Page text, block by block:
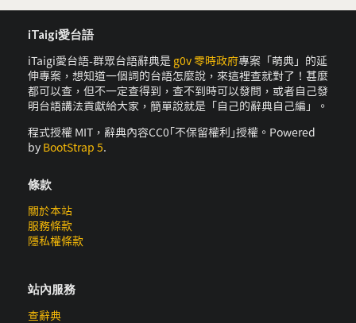
iTaigi愛台語
iTaigi愛台語-群眾台語辭典是 g0v 零時政府專案「萌典」的延
伸專案，想知道一個詞的台語怎麼說，來這裡查就對了！甚麼
都可以查，但不一定查得到，查不到時可以發問，或者自己發
明台語講法貢獻給大家，簡單說就是「自己的辭典自己編」。
程式授權 MIT，辭典內容CC0｢不保留權利｣授權。Powered
by BootStrap 5.
條款
關於本站
服務條款
隱私權條款
站內服務
查辭典